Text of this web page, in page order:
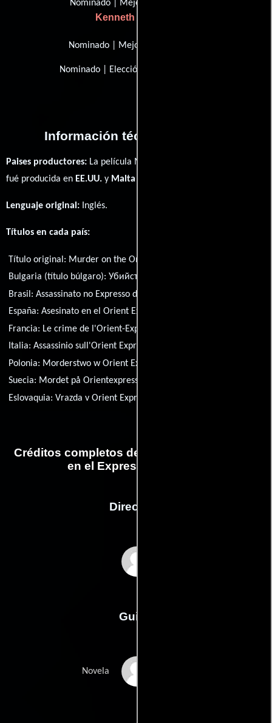
Nominado | Mejor director
Kenneth Branagh
Nominado | Mejor conjunto
Nominado | Elección de lectores
Información técnica y general
Paises productores: La película Murder on the Orient Express
fué producida en EE.UU. y Malta
Lenguaje original: Inglés.
Títulos en cada país:
Título original: Murder on the Orient Express
Bulgaria (título búlgaro):Убийство в Ориент експрес
Brasil:Assassinato no Expresso do Oriente
España:Asesinato en el Orient Express
Francia: Le crime de l'Orient-Express
Italia:Assassinio sull'Orient Express
Polonia: Morderstwo w Orient Expressie
Suecia: Mordet på Orientexpressen
Eslovaquia:Vrazda v Orient Expresse
Créditos completos de la película Asesinato
en el Expreso de Oriente
Dirección
Guión
Novela